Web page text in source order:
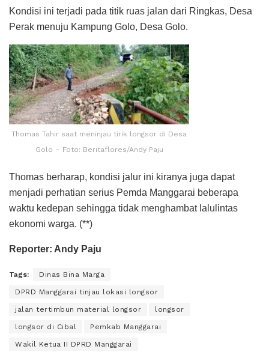
Kondisi ini terjadi pada titik ruas jalan dari Ringkas, Desa
Perak menuju Kampung Golo, Desa Golo.
Thomas Tahir saat meninjau tirik longsor di Desa
Golo – Foto: Beritaflores/Andy Paju
Thomas berharap, kondisi jalur ini kiranya juga dapat
menjadi perhatian serius Pemda Manggarai beberapa
waktu kedepan sehingga tidak menghambat lalulintas
ekonomi warga. (**)
Reporter: Andy Paju
Tags: Dinas Bina Marga
DPRD Manggarai tinjau lokasi longsor
jalan tertimbun material longsor longsor
longsor di Cibal Pemkab Manggarai
Wakil Ketua II DPRD Manggarai